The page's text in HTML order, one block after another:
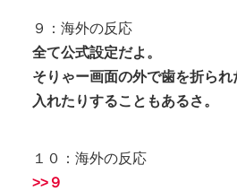
９：海外の反応
全て公式設定だよ。
そりゃー画面の外で歯を折られ
入れたりすることもあるさ。
１０：海外の反応
>>９